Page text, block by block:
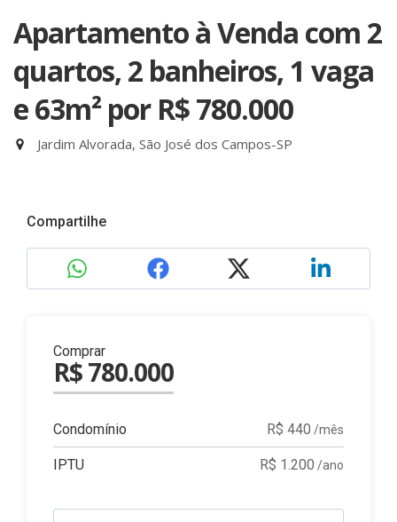
Apartamento à Venda com 2
quartos, 2 banheiros, 1 vaga
e 63m² por R$ 780.000
Jardim Alvorada, São José dos Campos-SP
Compartilhe
Comprar
R$ 780.000
Condomínio R$ 440 /mês
IPTU R$ 1.200 /ano